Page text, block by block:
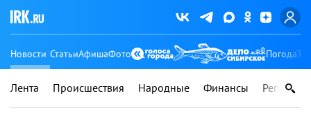
Новости СтатьиАфишаФото Погода
Лента Происшествия Народные Финансы Регионы